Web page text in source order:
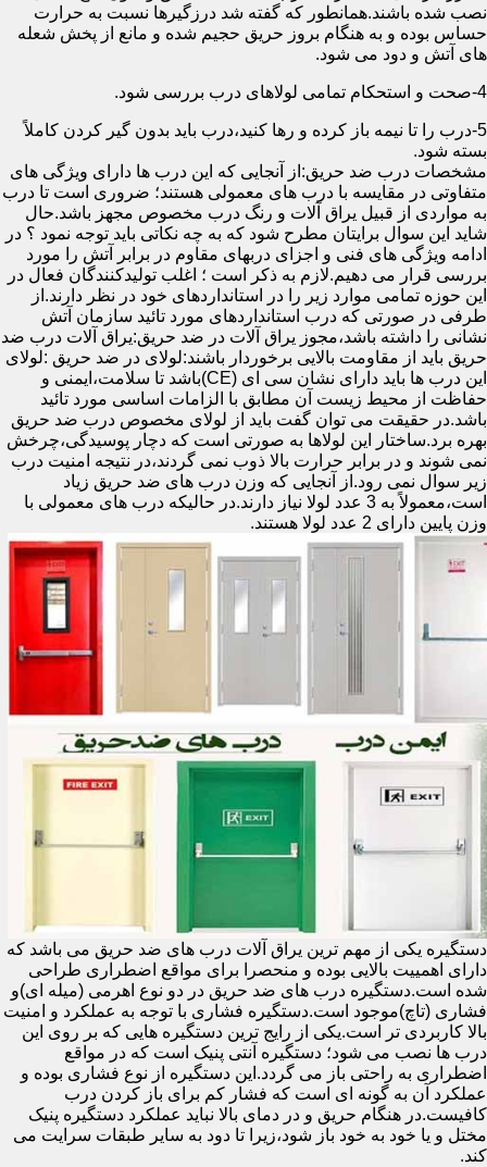
نصب شده باشند.همانطور که گفته شد درزگیرها نسبت به حرارت
حساس بوده و به هنگام بروز حریق حجیم شده و مانع از پخش شعله
های آتش و دود می شود.
4-صحت و استحکام تمامی لولاهای درب بررسی شود.
5-درب را تا نیمه باز کرده و رها کنید،درب باید بدون گیر کردن کاملاً
بسته شود.
مشخصات درب ضد حریق:از آنجایی که این درب ها دارای ویژگی های
متفاوتی در مقایسه با درب های معمولی هستند؛ ضروری است تا درب
به مواردی از قبیل یراق آلات و رنگ درب مخصوص مجهز باشد.حال
شاید این سوال برایتان مطرح شود که به چه نکاتی باید توجه نمود ؟ در
ادامه ویژگی های فنی و اجزای دربهای مقاوم در برابر آتش را مورد
بررسی قرار می دهیم.لازم به ذکر است ؛ اغلب تولیدکنندگان فعال در
این حوزه تمامی موارد زیر را در استانداردهای خود در نظر دارند.از
طرفی در صورتی که درب استانداردهای مورد تائید سازمان آتش
نشانی را داشته باشد،مجوز یراق آلات در ضد حریق:یراق آلات درب ضد
حریق باید از مقاومت بالایی برخوردار باشند:لولای در ضد حریق :لولای
این درب ها باید دارای نشان سی ای (CE)باشد تا سلامت،ایمنی و
حفاظت از محیط زیست آن مطابق با الزامات اساسی مورد تائید
باشد.در حقیقت می توان گفت باید از لولای مخصوص درب ضد حریق
بهره برد.ساختار این لولاها به صورتی است که دچار پوسیدگی،چرخش
نمی شوند و در برابر حرارت بالا ذوب نمی گردند،در نتیجه امنیت درب
زیر سوال نمی رود.از آنجایی که وزن درب های ضد حریق زیاد
است،معمولاً به 3 عدد لولا نیاز دارند.در حالیکه درب های معمولی با
وزن پایین دارای 2 عدد لولا هستند.
دستگیره یکی از مهم ترین یراق آلات درب های ضد حریق می باشد که
دارای اهمییت بالایی بوده و منحصرا برای مواقع اضطراری طراحی
شده است.دستگیره درب های ضد حریق در دو نوع اهرمی (میله ای)و
فشاری (تاچ)موجود است.دستگیره فشاری با توجه به عملکرد و امنیت
بالا کاربردی تر است.یکی از رایج ترین دستگیره هایی که بر روی این
درب ها نصب می شود؛ دستگیره آنتی پنیک است که در مواقع
اضطراری به راحتی باز می گردد.این دستگیره از نوع فشاری بوده و
عملکرد آن به گونه ای است که فشار کم برای باز کردن درب
کافیست.در هنگام حریق و در دمای بالا نباید عملکرد دستگیره پنیک
مختل و یا خود به خود باز شود،زیرا تا دود به سایر طبقات سرایت می
کند.